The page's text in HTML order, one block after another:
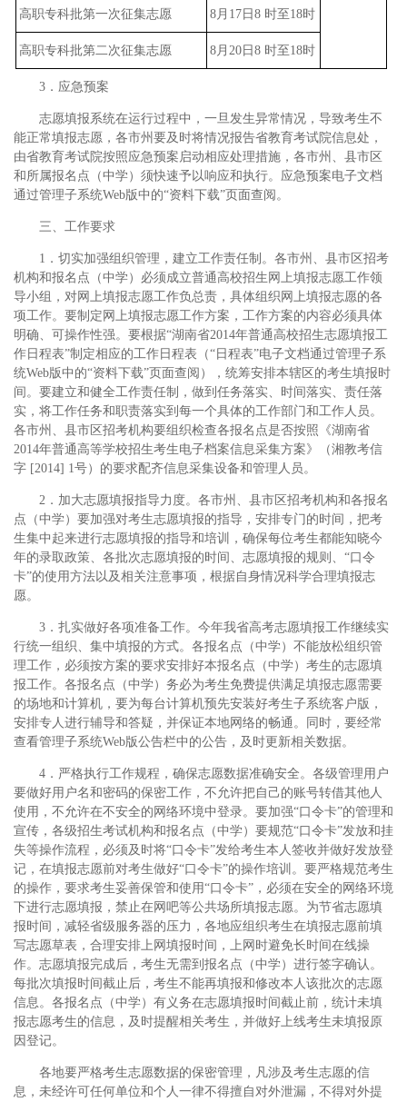
高职专科批第一次征集志愿 8月17日8 时至18时
高职专科批第二次征集志愿 8月20日8 时至18时
3．应急预案
志愿填报系统在运行过程中，一旦发生异常情况，导致考生不
能正常填报志愿，各市州要及时将情况报告省教育考试院信息处，
由省教育考试院按照应急预案启动相应处理措施，各市州、县市区
和所属报名点（中学）须快速予以响应和执行。应急预案电子文档
通过管理子系统Web版中的“资料下载”页面查阅。
三、工作要求
1．切实加强组织管理，建立工作责任制。各市州、县市区招考
机构和报名点（中学）必须成立普通高校招生网上填报志愿工作领
导小组，对网上填报志愿工作负总责，具体组织网上填报志愿的各
项工作。要制定网上填报志愿工作方案，工作方案的内容必须具体
明确、可操作性强。要根据“湖南省2014年普通高校招生志愿填报工
作日程表”制定相应的工作日程表（“日程表”电子文档通过管理子系
统Web版中的“资料下载”页面查阅），统筹安排本辖区的考生填报时
间。要建立和健全工作责任制，做到任务落实、时间落实、责任落
实，将工作任务和职责落实到每一个具体的工作部门和工作人员。
各市州、县市区招考机构要组织检查各报名点是否按照《湖南省
2014年普通高等学校招生考生电子档案信息采集方案》（湘教考信
字 [2014] 1号）的要求配齐信息采集设备和管理人员。
2．加大志愿填报指导力度。各市州、县市区招考机构和各报名
点（中学）要加强对考生志愿填报的指导，安排专门的时间，把考
生集中起来进行志愿填报的指导和培训，确保每位考生都能知晓今
年的录取政策、各批次志愿填报的时间、志愿填报的规则、“口令
卡”的使用方法以及相关注意事项，根据自身情况科学合理填报志
愿。
3．扎实做好各项准备工作。今年我省高考志愿填报工作继续实
行统一组织、集中填报的方式。各报名点（中学）不能放松组织管
理工作，必须按方案的要求安排好本报名点（中学）考生的志愿填
报工作。各报名点（中学）务必为考生免费提供满足填报志愿需要
的场地和计算机，要为每台计算机预先安装好考生子系统客户版，
安排专人进行辅导和答疑，并保证本地网络的畅通。同时，要经常
查看管理子系统Web版公告栏中的公告，及时更新相关数据。
4．严格执行工作规程，确保志愿数据准确安全。各级管理用户
要做好用户名和密码的保密工作，不允许把自己的账号转借其他人
使用，不允许在不安全的网络环境中登录。要加强“口令卡”的管理和
宣传，各级招生考试机构和报名点（中学）要规范“口令卡”发放和挂
失等操作流程，必须及时将“口令卡”发给考生本人签收并做好发放登
记，在填报志愿前对考生做好“口令卡”的操作培训。要严格规范考生
的操作，要求考生妥善保管和使用“口令卡”，必须在安全的网络环境
下进行志愿填报，禁止在网吧等公共场所填报志愿。为节省志愿填
报时间，减轻省级服务器的压力，各地应组织考生在填报志愿前填
写志愿草表，合理安排上网填报时间，上网时避免长时间在线操
作。志愿填报完成后，考生无需到报名点（中学）进行签字确认。
每批次填报时间截止后，考生不能再填报和修改本人该批次的志愿
信息。各报名点（中学）有义务在志愿填报时间截止前，统计未填
报志愿考生的信息，及时提醒相关考生，并做好上线考生未填报原
因登记。
各地要严格考生志愿数据的保密管理，凡涉及考生志愿的信
息，未经许可任何单位和个人一律不得擅自对外泄漏，不得对外提